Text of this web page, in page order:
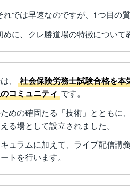
れでは早速なのですが、1つ目の
めに、クレ勝道場の特徴について
、
社会保険労務士試験合格を
コミュニティ です。
めの確固たる「技術」とともに
る場として設立されました。
ュラムに加えて、ライブ配信講
トを行います。